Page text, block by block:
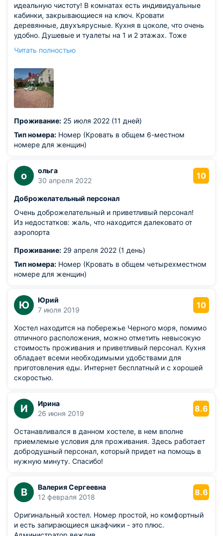
идеальную чистоту! В комнатах есть индивидуальные
кабинки, закрывающиеся на ключ. Кровати
деревянные, двухъярусные. Кухня в цоколе, что очень
удобно. Душевые и туалеты на 1 и 2 этажах. Тоже
вечером с подсветкой. Беседки для приёма пищи и
общего пространства в домике. Нам повезло с погодой,
всё время были на улице. Но если бы пошёл дождь, то
единственное место, где можно посидеть - твоя
кровать. А остальное - огонь!!!! Пляж в 5 минутах!!!
Читать полностью
Проживание: 25 июля 2022 (11 дней)
Тип номера: Номер (Кровать в общем 6-местном
номере для женщин)
о
ольга
30 апреля 2022
10
Доброжелательный персонал
Очень доброжелательный и приветливый персонал!
Из недостатков: жаль, что находится далековато от
аэропорта
Проживание: 29 апреля 2022 (1 день)
Тип номера: Номер (Кровать в общем четырехместном
номере для женщин)
Ю
Юрий
7 июля 2019
10
Хостел находится на побережье Черного моря, помимо
отличного расположения, можно отметить невысокую
стоимость проживания и приветливый персонал. Кухня
обладает всеми необходимыми удобствами для
приготовления еды. Интернет бесплатный и с хорошей
скоростью.
И
Ирина
26 июня 2019
8.6
Останавливался в данном хостеле, в нем вполне
приемлемые условия для проживания. Здесь работает
добродушный персонал, который придет на помощь в
нужную минуту. Спасибо!
В
Валерия Сергеевна
12 февраля 2018
8.6
Оригинальный хостел. Номер простой, но комфортный
и есть запирающиеся шкафчики - это плюс.